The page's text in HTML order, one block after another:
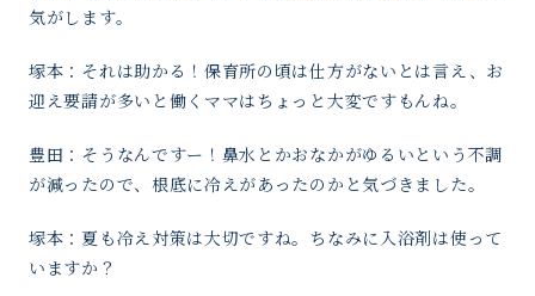
気がします。
塚本：それは助かる！保育所の頃は仕方がないとは言え、お
迎え要請が多いと働くママはちょっと大変ですもんね。
豊田：そうなんですー！鼻水とかおなかがゆるいという不調
が減ったので、根底に冷えがあったのかと気づきました。
塚本：夏も冷え対策は大切ですね。ちなみに入浴剤は使って
いますか？